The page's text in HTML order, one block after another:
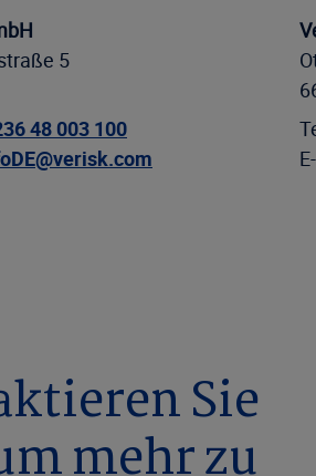
5
48 003 100
Sie